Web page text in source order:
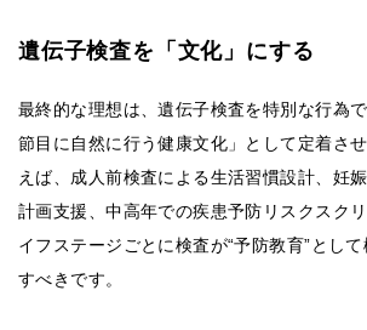
遺伝子検査を「文化」にする
最終的な理想は、遺伝子検査を特別な行為
節目に自然に行う健康文化」として定着さ
えば、成人前検査による生活習慣設計、妊
計画支援、中高年での疾患予防リスクスク
イフステージごとに検査が“予防教育”とし
すべきです。